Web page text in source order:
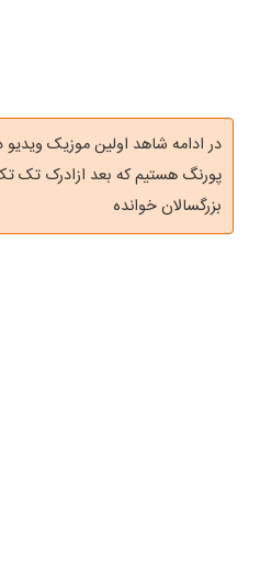
در ادامه شاهد اولین موزیک
پورنگ هستیم که بعد ازادرک تک
بزرگسالان خوانده